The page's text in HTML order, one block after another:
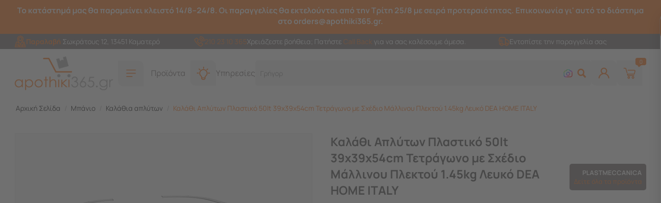
Το κατάστημά μας θα παραμείνει κλειστό 14/8–24/8. Οι παραγγελίες θα εκτελούνται από την Τρίτη 25/8 με σειρά προτεραιότητας. Επικοινωνία γι' αυτό το διάστημα
στο orders@apothiki365.gr.
Παραλαβή Σωκράτους 12, 13451 Καματερό 210 23 10 365Χρειάζεστε βοήθεια; Πατήστε Call Back για να σας καλέσουμε άμεσα. Εντοπίστε την παραγγελία σας
Προϊόντα Υπηρεσίες
0
Αρχική Σελίδα Μπάνιο Καλάθια απλύτων Καλάθι Απλύτων Πλαστικό 50lt 39x39x54cm Τετράγωνο με Σχέδιο Μάλλινου Πλεκτού 1.45kg Λευκό DEA HOME ITALY
Καλάθι Απλύτων Πλαστικό 50lt
39x39x54cm Τετράγωνο με Σχέδιο
Μάλλινου Πλεκτού 1.45kg Λευκό DEA
HOME ITALY
PLASTMECCANICA
Δείτε όλα τα προϊόντα